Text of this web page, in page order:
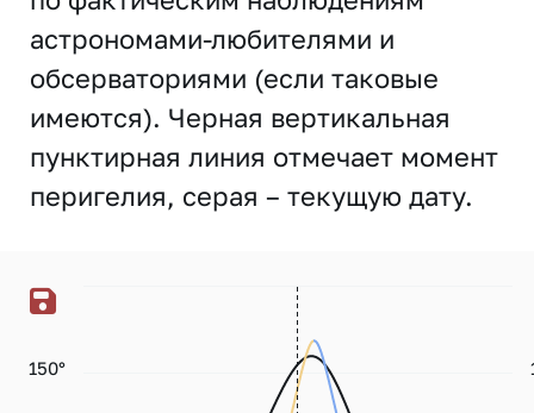
астрономами-любителями и
обсерваториями (если таковые
имеются). Черная вертикальная
пунктирная линия отмечает момент
перигелия, серая – текущую дату.
150°